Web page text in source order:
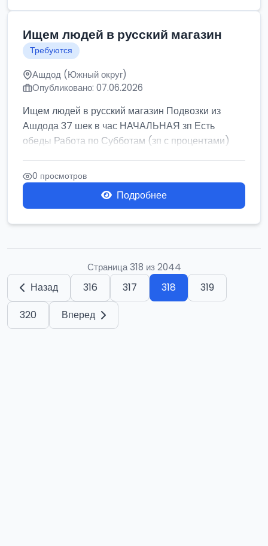
Ищем людей в русский магазин
Требуются
Ашдод (Южный округ)
Опубликовано: 07.06.2026
Ищем людей в русский магазин Подвозки из
Ашдода 37 шек в час НАЧАЛЬНАЯ зп Есть
обеды Работа по Субботам (зп с процентами)
0 просмотров
Подробнее
Страница 318 из 2044
Назад 316 317 318
319
320
Вперед